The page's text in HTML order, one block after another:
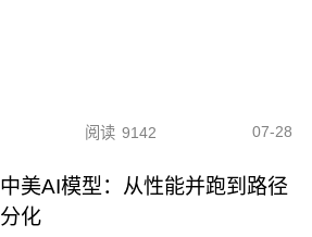
阅读 9142 07-28
中美AI模型：从性能并跑到路径
分化